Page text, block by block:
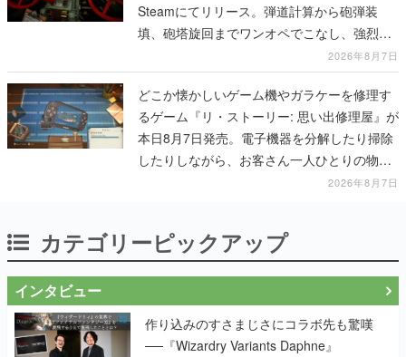
Steamにてリリース。弾道計算から砲弾装
填、砲塔旋回までワンオペでこなし、強烈な
一撃をブチかませるロマンある作品2026年8月7日
どこか懐かしいゲーム機やガラケーを修理す
るゲーム『リ・ストーリー: 思い出修理屋』が
本日8月7日発売。電子機器を分解したり掃除
したりしながら、お客さん一人ひとりの物語
2026年8月7日
カテゴリーピックアップ
インタビュー
作り込みのすさまじさにコラボ先も驚嘆
──『Wizardry Variants Daphne』